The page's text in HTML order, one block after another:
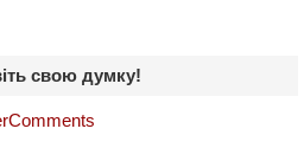
свою думку!